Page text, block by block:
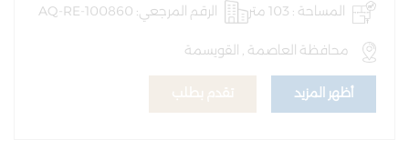
المساحة : 103 متر
الرقم المرجعي: AQ-RE-100860
محافظة العاصمة , القويسمة
أظهر المزيد